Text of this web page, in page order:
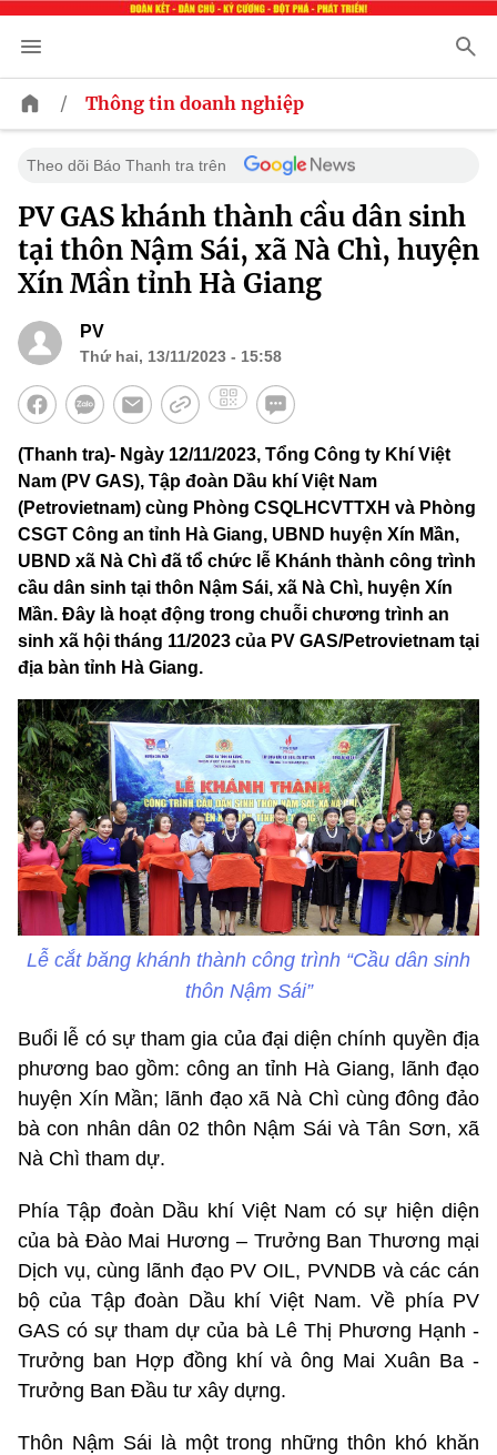
/ Thông tin doanh nghiệp
Theo dõi Báo Thanh tra trên
PV GAS khánh thành cầu dân sinh
tại thôn Nậm Sái, xã Nà Chì, huyện
Xín Mần tỉnh Hà Giang
PV
Thứ hai, 13/11/2023 - 15:58
(Thanh tra)- Ngày 12/11/2023, Tổng Công ty Khí Việt
Nam (PV GAS), Tập đoàn Dầu khí Việt Nam
(Petrovietnam) cùng Phòng CSQLHCVTTXH và Phòng
CSGT Công an tỉnh Hà Giang, UBND huyện Xín Mần,
UBND xã Nà Chì đã tổ chức lễ Khánh thành công trình
cầu dân sinh tại thôn Nậm Sái, xã Nà Chì, huyện Xín
Mần. Đây là hoạt động trong chuỗi chương trình an
sinh xã hội tháng 11/2023 của PV GAS/Petrovietnam tại
địa bàn tỉnh Hà Giang.
Lễ cắt băng khánh thành công trình “Cầu dân sinh
thôn Nậm Sái”
Buổi lễ có sự tham gia của đại diện chính quyền địa
phương bao gồm: công an tỉnh Hà Giang, lãnh đạo
huyện Xín Mần; lãnh đạo xã Nà Chì cùng đông đảo
bà con nhân dân 02 thôn Nậm Sái và Tân Sơn, xã
Nà Chì tham dự.
Phía Tập đoàn Dầu khí Việt Nam có sự hiện diện
của bà Đào Mai Hương – Trưởng Ban Thương mại
Dịch vụ, cùng lãnh đạo PV OIL, PVNDB và các cán
bộ của Tập đoàn Dầu khí Việt Nam. Về phía PV
GAS có sự tham dự của bà Lê Thị Phương Hạnh -
Trưởng ban Hợp đồng khí và ông Mai Xuân Ba -
Trưởng Ban Đầu tư xây dựng.
Thôn Nậm Sái là một trong những thôn khó khăn